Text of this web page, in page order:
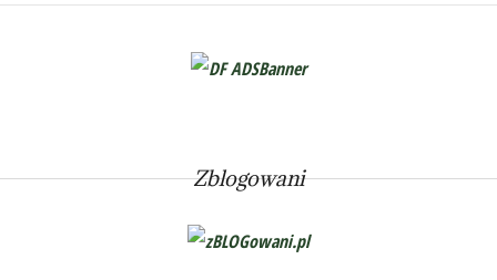
Zblogowani